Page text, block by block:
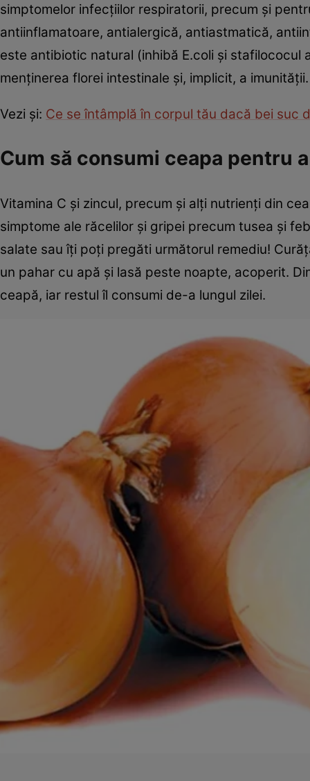
simptomelor infecţiilor respiratorii, precum şi
antiinflamatoare, antialergică, antiastmatică,
este antibiotic natural (inhibă E.coli şi
menţinerea florei intestinale şi, implicit, a imunităţii.
Vezi şi: Ce se întâmplă în corpul tău dacă bei suc
Cum să consumi ceapa pentru
Vitamina C şi zincul, precum şi alţi nutrienţi din
simptome ale răcelilor şi gripei precum tusea şi
salate sau îţi poţi pregăti următorul remediu!
un pahar cu apă şi lasă peste noapte, acoperit.
ceapă, iar restul îl consumi de-a lungul zilei.